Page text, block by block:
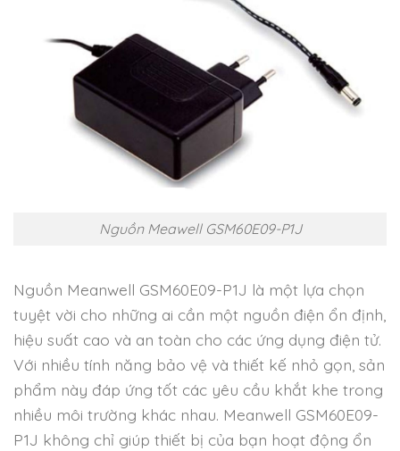
Nguồn Meawell GSM60E09-P1J
Nguồn Meanwell GSM60E09-P1J là một lựa chọn
tuyệt vời cho những ai cần một nguồn điện ổn định,
hiệu suất cao và an toàn cho các ứng dụng điện tử.
Với nhiều tính năng bảo vệ và thiết kế nhỏ gọn, sản
phẩm này đáp ứng tốt các yêu cầu khắt khe trong
nhiều môi trường khác nhau. Meanwell GSM60E09-
P1J không chỉ giúp thiết bị của bạn hoạt động ổn